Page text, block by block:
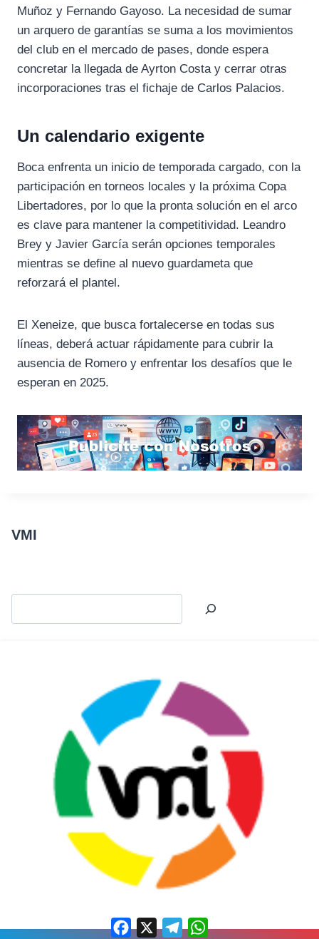
Muñoz y Fernando Gayoso. La necesidad de sumar
un arquero de garantías se suma a los movimientos
del club en el mercado de pases, donde espera
concretar la llegada de Ayrton Costa y cerrar otras
incorporaciones tras el fichaje de Carlos Palacios.
Un calendario exigente
Boca enfrenta un inicio de temporada cargado, con la
participación en torneos locales y la próxima Copa
Libertadores, por lo que la pronta solución en el arco
es clave para mantener la competitividad. Leandro
Brey y Javier García serán opciones temporales
mientras se define al nuevo guardameta que
reforzará el plantel.
El Xeneize, que busca fortalecerse en todas sus
líneas, deberá actuar rápidamente para cubrir la
ausencia de Romero y enfrentar los desafíos que le
esperan en 2025.
VMI
Facebook
X Telegram